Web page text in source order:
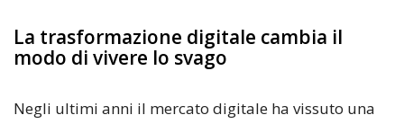
La trasformazione digitale cambia il
modo di vivere lo svago
Negli ultimi anni il mercato digitale ha vissuto una